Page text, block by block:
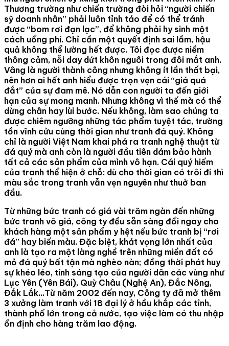
Thương trường như chiến trường đòi hỏi “người chiến
sỹ doanh nhân” phải luôn tỉnh táo để có thể tránh
được “bom rơi đạn lạc”, để không phải hy sinh một
cách uổng phí. Chỉ cần một quyết định sai lầm, hậu
quả không thể lường hết được. Tôi đọc được niềm
thông cảm, nỗi day dứt khôn nguôi trong đôi mắt anh.
Vâng là người thành công nhưng không ít lần thất bại,
nên hơn ai hết anh hiểu được trọn vẹn cái “giá quá
đắt” của sự đam mê. Nó dẫn con người ta đến giới
hạn của sự mong manh. Nhưng không vì thế mà có thể
dừng chân hay lùi bước. Nếu không, làm sao chúng ta
được chiêm ngưỡng những tác phẩm tuyệt tác, trường
tồn vĩnh cửu cùng thời gian như tranh đá quý. Không
chỉ là người Việt Nam khai phá ra tranh nghệ thuật từ
đá quý mà anh còn là người đầu tiên dám bảo hành
tất cả các sản phẩm của mình vô hạn. Cái quý hiếm
của tranh thể hiện ở chỗ: dù cho thời gian có trôi đi thì
màu sắc trong tranh vẫn vẹn nguyên như thuở ban
đầu.
Từ những bức tranh có giá vài trăm ngàn đến những
bức tranh vô giá, công ty đều sẵn sàng đổi ngay cho
khách hàng một sản phẩm y hệt nếu bức tranh bị “rơi
đá” hay biến màu. Đặc biệt, khát vọng lớn nhất của
anh là tạo ra một làng nghề trên những miền đất có
mỏ đá quý bất tận mà nghèo nàn; đồng thời phát huy
sự khéo léo, tính sáng tạo của người dân các vùng như
Lục Yên (Yên Bái), Quỳ Châu (Nghệ An), Đắc Nông,
Đắk Lắk…Từ năm 2002 đến nay, Công ty đã mở thêm
3 xưởng làm tranh với 18 đại lý ở hầu khắp các tỉnh,
thành phố lớn trong cả nước, tạo việc làm có thu nhập
ổn định cho hàng trăm lao động.